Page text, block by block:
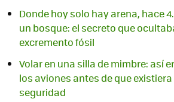
Donde hoy solo hay arena, hace
un bosque: el secreto que
excremento fósil
Volar en una silla de mimbre: así
los aviones antes de que
seguridad